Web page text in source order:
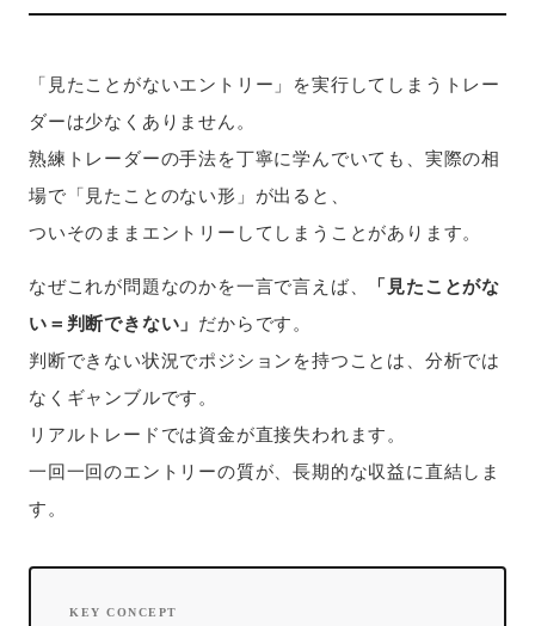
「見たことがないエントリー」を実行してしまうトレー
ダーは少なくありません。
熟練トレーダーの手法を丁寧に学んでいても、実際の相
場で「見たことのない形」が出ると、
ついそのままエントリーしてしまうことがあります。
なぜこれが問題なのかを一言で言えば、
「見たことがな
い＝判断できない」 だからです。
判断できない状況でポジションを持つことは、分析では
なくギャンブルです。
リアルトレードでは資金が直接失われます。
一回一回のエントリーの質が、長期的な収益に直結しま
す。
KEY CONCEPT